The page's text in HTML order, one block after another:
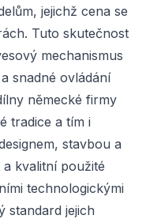
jejichž cena se
Tuto skutečnost
mechanismus
snadné ovládání
německé firmy
tradice a tím i
stavbou a
kvalitní použité
technologickými
standard jejich